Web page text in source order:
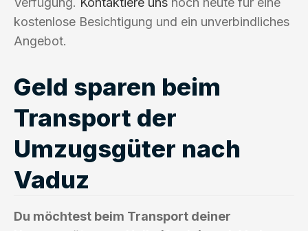
kostenlose Besichtigung und ein unverbindliches
Angebot.
Geld sparen beim
Transport der
Umzugsgüter nach
Vaduz
Du möchtest beim Transport deiner